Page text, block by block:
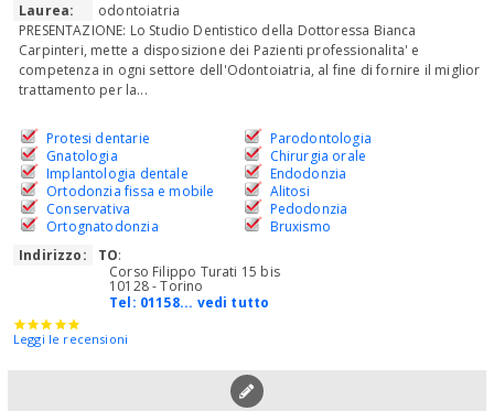
Laurea:
odontoiatria
PRESENTAZIONE: Lo Studio Dentistico della Dottoressa Bianca
Carpinteri, mette a disposizione dei Pazienti professionalita' e
competenza in ogni settore dell'Odontoiatria, al fine di fornire il miglior
trattamento per la...
Protesi dentarie
Gnatologia
Implantologia dentale
Ortodonzia fissa e mobile
Conservativa
Ortognatodonzia
Parodontologia
Chirurgia orale
Endodonzia
Alitosi
Pedodonzia
Bruxismo
Indirizzo:
TO:
Corso Filippo Turati 15 bis
10128 - Torino
Tel: 01158... vedi tutto
Leggi le recensioni